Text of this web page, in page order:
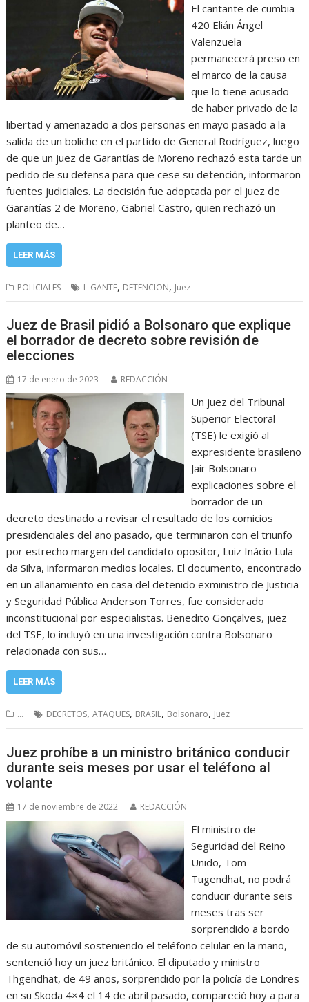
El cantante de cumbia
420 Elián Ángel
Valenzuela
permanecerá preso en
el marco de la causa
que lo tiene acusado
de haber privado de la
libertad y amenazado a dos personas en mayo pasado a la
salida de un boliche en el partido de General Rodríguez, luego
de que un juez de Garantías de Moreno rechazó esta tarde un
pedido de su defensa para que cese su detención, informaron
fuentes judiciales. La decisión fue adoptada por el juez de
Garantías 2 de Moreno, Gabriel Castro, quien rechazó un
planteo de…
LEER MÁS
POLICIALES L-GANTE, DETENCION, Juez
Juez de Brasil pidió a Bolsonaro que explique
el borrador de decreto sobre revisión de
elecciones
17 de enero de 2023 REDACCIÓN
Un juez del Tribunal
Superior Electoral
(TSE) le exigió al
expresidente brasileño
Jair Bolsonaro
explicaciones sobre el
borrador de un
decreto destinado a revisar el resultado de los comicios
presidenciales del año pasado, que terminaron con el triunfo
por estrecho margen del candidato opositor, Luiz Inácio Lula
da Silva, informaron medios locales. El documento, encontrado
en un allanamiento en casa del detenido exministro de Justicia
y Seguridad Pública Anderson Torres, fue considerado
inconstitucional por especialistas. Benedito Gonçalves, juez
del TSE, lo incluyó en una investigación contra Bolsonaro
relacionada con sus…
LEER MÁS
... DECRETOS,ATAQUES, BRASIL, Bolsonaro, Juez
Juez prohíbe a un ministro británico conducir
durante seis meses por usar el teléfono al
volante
17 de noviembre de 2022 REDACCIÓN
El ministro de
Seguridad del Reino
Unido, Tom
Tugendhat, no podrá
conducir durante seis
meses tras ser
sorprendido a bordo
de su automóvil sosteniendo el teléfono celular en la mano,
sentenció hoy un juez británico. El diputado y ministro
Thgendhat, de 49 años, sorprendido por la policía de Londres
en su Skoda 4×4 el 14 de abril pasado, compareció hoy a para